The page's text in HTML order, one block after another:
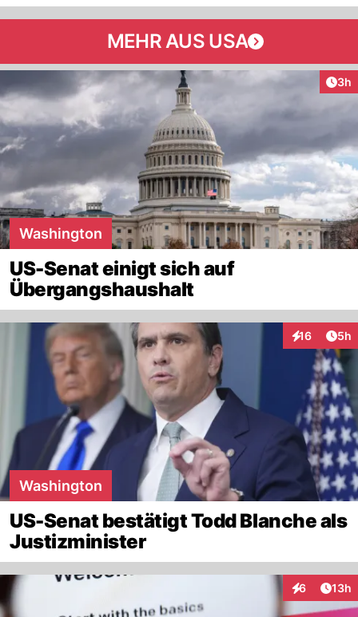
MEHR AUS USA
3h
Washington
US-Senat einigt sich auf
Übergangshaushalt
16
Interaktionen
5h
Washington
US-Senat bestätigt Todd Blanche als
Justizminister
6
Interaktionen
13h